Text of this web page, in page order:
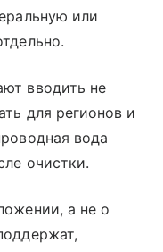
или
вводить не
для регионов и
вода
очистки.
а не о